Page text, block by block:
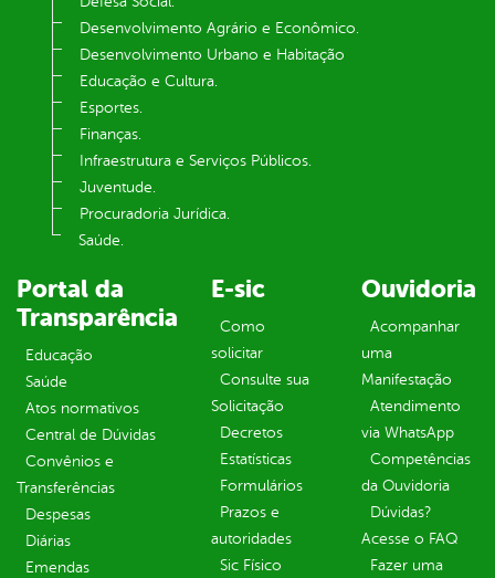
Desenvolvimento Agrário e Econômico.
Desenvolvimento Urbano e Habitação
Educação e Cultura.
Esportes.
Finanças.
Infraestrutura e Serviços Públicos.
Juventude.
Procuradoria Jurídica.
Saúde.
Portal da
Transparência
Educação
Saúde
Atos normativos
Central de Dúvidas
Convênios e
Transferências
Despesas
Diárias
Emendas
E-sic
Como
solicitar
Consulte sua
Solicitação
Decretos
Estatísticas
Formulários
Prazos e
autoridades
Sic Físico
Ouvidoria
Acompanhar
uma
Manifestação
Atendimento
via WhatsApp
Competências
da Ouvidoria
Dúvidas?
Acesse o FAQ
Fazer uma